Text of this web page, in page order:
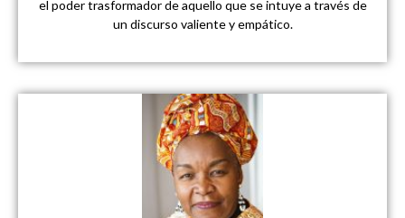
el poder trasformador de aquello que se intuye a través de
un discurso valiente y empático.